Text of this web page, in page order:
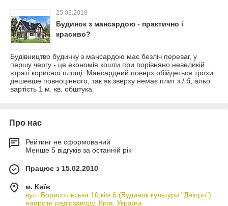
25.03.2018
Будинок з мансардою - практично і
красиво?
Будівництво будинку з мансардою має безліч переваг, у
першу чергу - це економія кошти при порівняно невеликій
втраті корисної площі. Мансардний поверх обійдеться трохи
дешевше повноцінного, так як зверху немає плит з / б, альо
вартість 1 м. кв. обштука
Про нас
Рейтинг не сформований
Менше 5 відгуків за останній рік
Працює з 15.02.2010
м. Київ
вул. Бориспільська 10 кім 6 (Будинок культури "Дніпро")
напроти радіозаводу, Київ, Україна